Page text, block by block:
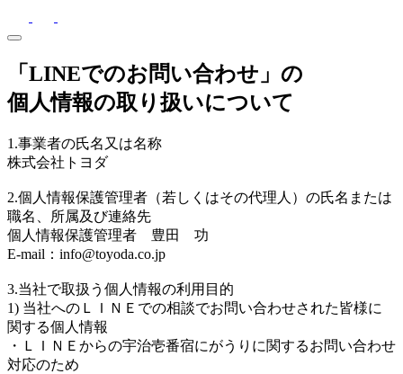
「LINEでのお問い合わせ」の
個人情報の取り扱いについて
1.事業者の氏名又は名称
株式会社トヨダ
2.個人情報保護管理者（若しくはその代理人）の氏名または
職名、所属及び連絡先
個人情報保護管理者 豊田 功
E-mail：info@toyoda.co.jp
3.当社で取扱う個人情報の利用目的
1) 当社へのＬＩＮＥでの相談でお問い合わせされた皆様に
関する個人情報
・ＬＩＮＥからの宇治壱番宿にがうりに関するお問い合わせ
対応のため